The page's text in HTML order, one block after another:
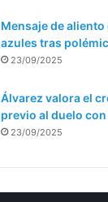
Mensaje de aliento
azules tras
23/09/2025
Álvarez valora el
previo al duelo
23/09/2025